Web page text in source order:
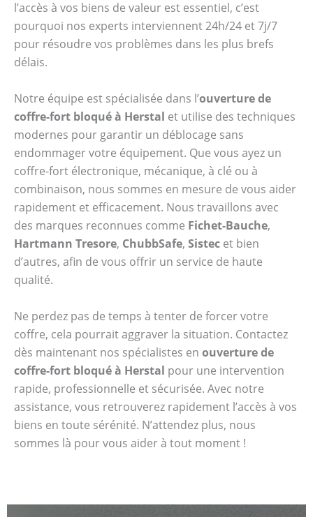
l’accès à vos biens de valeur est essentiel, c’est
pourquoi nos experts interviennent 24h/24 et 7j/7
pour résoudre vos problèmes dans les plus brefs
délais.
Notre équipe est spécialisée dans l’ouverture de
coffre-fort bloqué à Herstal et utilise des techniques
modernes pour garantir un déblocage sans
endommager votre équipement. Que vous ayez un
coffre-fort électronique, mécanique, à clé ou à
combinaison, nous sommes en mesure de vous aider
rapidement et efficacement. Nous travaillons avec
des marques reconnues comme Fichet-Bauche,
Hartmann Tresore, ChubbSafe, Sistec et bien
d’autres, afin de vous offrir un service de haute
qualité.
Ne perdez pas de temps à tenter de forcer votre
coffre, cela pourrait aggraver la situation. Contactez
dès maintenant nos spécialistes en ouverture de
coffre-fort bloqué à Herstal pour une intervention
rapide, professionnelle et sécurisée. Avec notre
assistance, vous retrouverez rapidement l’accès à vos
biens en toute sérénité. N’attendez plus, nous
sommes là pour vous aider à tout moment !